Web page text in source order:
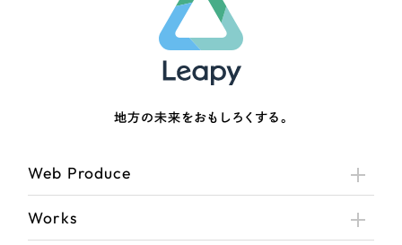
地方の未来をおもしろくする。
Web Produce
Works